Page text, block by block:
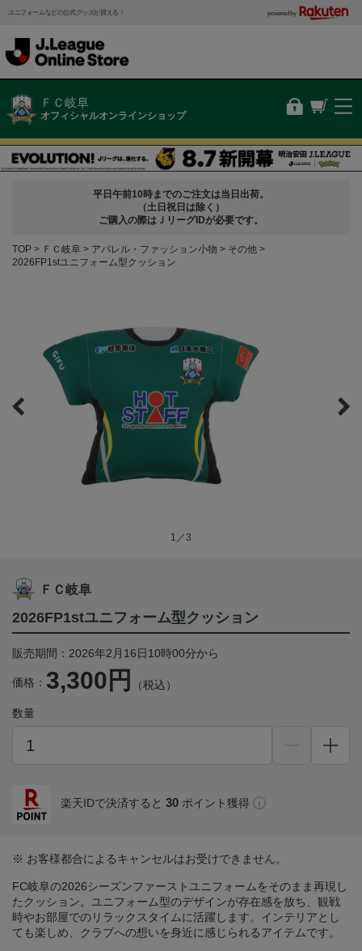
ユニフォームなどの公式グッズが買える！ powered by
ＦＣ岐阜
オフィシャルオンラインショップ
平日午前10時までのご注文は当日出荷。
（土日祝日は除く）
ご購入の際はＪリーグIDが必要です。
TOP ＦＣ岐阜 アパレル・ファッション小物
その他
2026FP1stユニフォーム型クッション
1／3
ＦＣ岐阜
2026FP1stユニフォーム型クッション
販売期間：2026年2月16日10時00分から
価格： 3,300円 （税込）
数量
楽天IDで決済すると 30 ポイント獲得
※ お客様都合によるキャンセルはお受けできません。
FC岐阜の2026シーズンファーストユニフォームをそのまま再現し
たクッション。ユニフォーム型のデザインが存在感を放ち、観戦
時やお部屋でのリラックスタイムに活躍します。インテリアとし
ても楽しめ、クラブへの想いを身近に感じられるアイテムです。